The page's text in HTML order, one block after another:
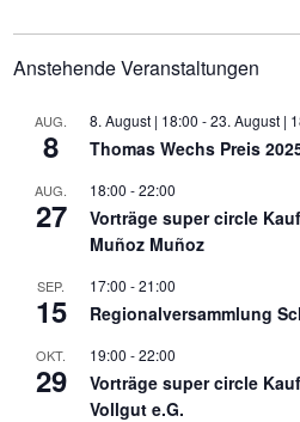
Anstehende Veranstaltungen
AUG.
8
8. August | 18:00 -23. August |
Thomas Wechs Preis
AUG.
27
18:00 -22:00
Vorträge super circle
Muñoz Muñoz
SEP.
15
17:00 -21:00
Regionalversammlung
OKT.
29
19:00 -22:00
Vorträge super circle
Vollgut e.G.